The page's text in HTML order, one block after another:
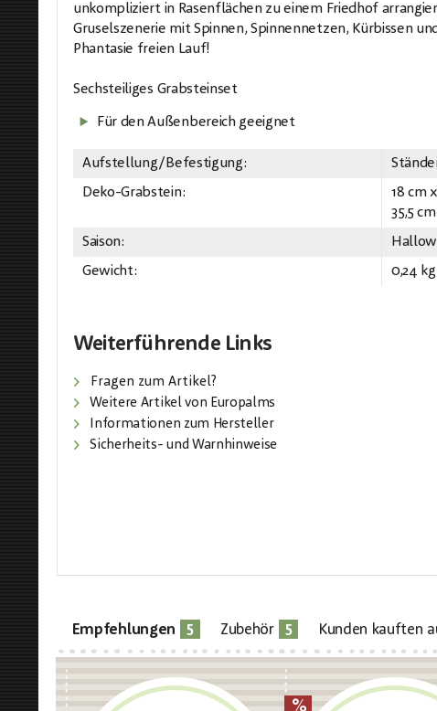
unkompliziert in Rasenflächen zu einem Friedhof
Gruselszenerie mit Spinnen, Spinnennetzen, Kürbissen
Phantasie freien Lauf!
Sechsteiliges Grabsteinset
Für den Außenbereich geeignet
Aufstellung/Befestigung:
Deko-Grabstein:
18 cm
35,5
Saison:
Gewicht:
0,24 kg
Weiterführende Links
Fragen zum Artikel?
Weitere Artikel von Europalms
Informationen zum Hersteller
Sicherheits- und Warnhinweise
Empfehlungen 5 Zubehör 5 Kunden kauften